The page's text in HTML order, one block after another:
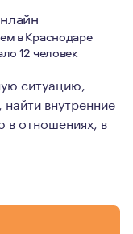
в Краснодаре
12 человек
ситуацию,
внутренние
в отношениях, в
и